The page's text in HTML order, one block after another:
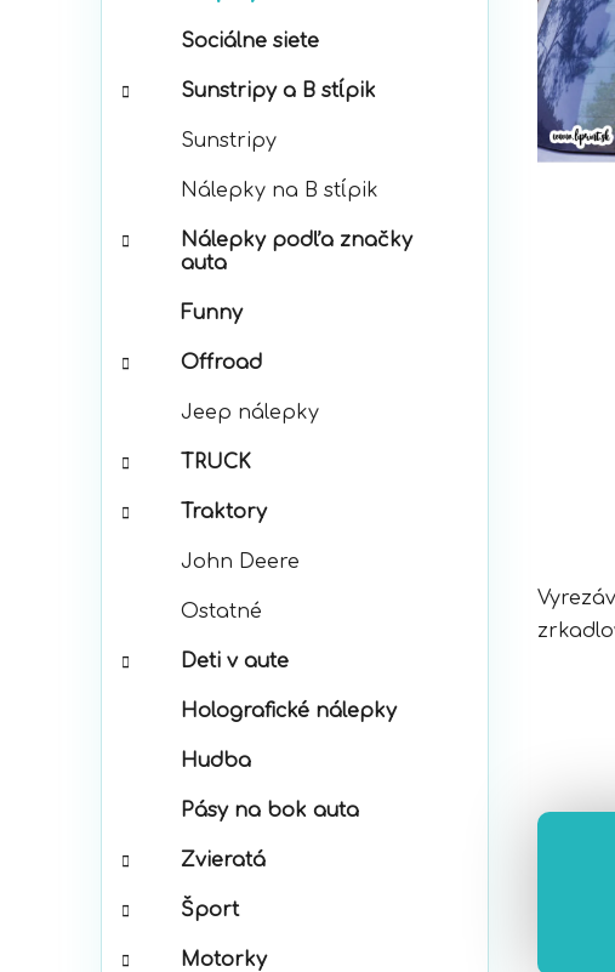
Sociálne siete
Sunstripy a B stĺpik
Sunstripy
Nálepky na B stĺpik
Nálepky podľa značky
auta
Funny
Offroad
Jeep nálepky
TRUCK
Traktory
John Deere
Ostatné
Deti v aute
Holografické nálepky
Hudba
Pásy na bok auta
Zvieratá
Šport
Motorky